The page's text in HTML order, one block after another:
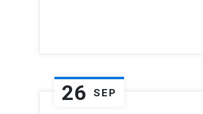
26 SEP